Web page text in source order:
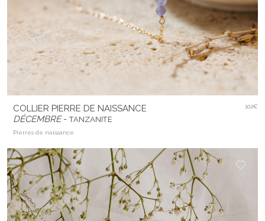
COLLIER PIERRE DE NAISSANCE
DÉCEMBRE-TANZANITE
Pierres de naissance
102€